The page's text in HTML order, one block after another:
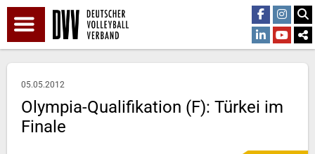
05.05.2012
Olympia-Qualifikation (F): Türkei im
Finale